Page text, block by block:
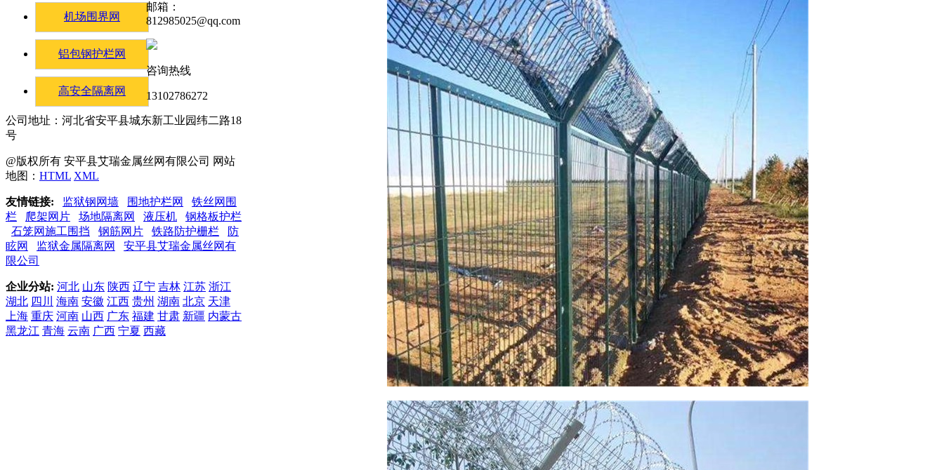
机场围界网
铝包钢护栏网
高安全隔离网
邮箱：
812985025@qq.com
咨询热线
13102786272
公司地址：河北省安平县城东新工业园纬二路18
号
@版权所有 安平县艾瑞金属丝网有限公司 网站
地图： HTML XML
友情链接: 监狱钢网墙 围地护栏网
铁丝网围
栏
爬架网片 场地隔离网 液压机
钢格板护栏
石笼网施工围挡
钢筋网片 铁路防护栅栏
防
眩网
监狱金属隔离网
安平县艾瑞金属丝网有
限公司
企业分站: 河北 山东 陕西 辽宁 吉林 江苏 浙江
湖北 四川 海南 安徽 江西 贵州 湖南 北京 天津
上海 重庆 河南 山西 广东 福建 甘肃 新疆 内蒙古
黑龙江 青海 云南 广西 宁夏 西藏